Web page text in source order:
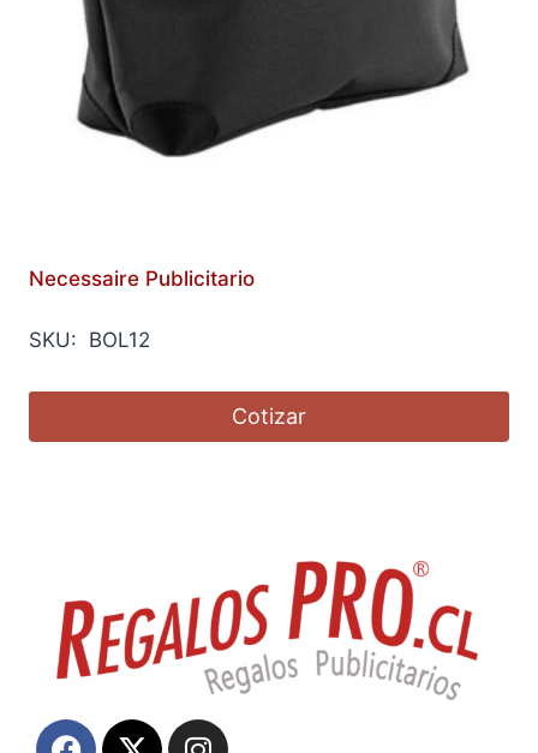
Necessaire Publicitario
SKU: BOL12
Cotizar